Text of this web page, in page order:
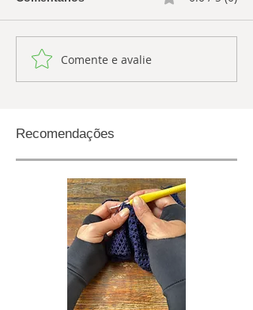
Comente e avalie
Recomendações